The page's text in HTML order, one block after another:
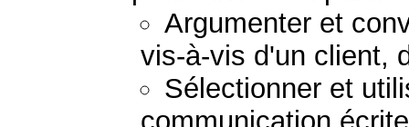
Argumenter et
vis-à-vis d'un client,
Sélectionner et